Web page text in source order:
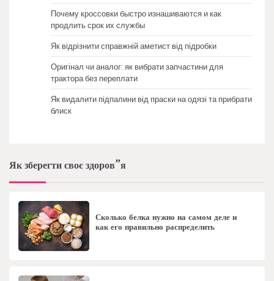
Почему кроссовки быстро изнашиваются и как
продлить срок их службы
Як відрізнити справжній аметист від підробки
Оригінал чи аналог: як вибрати запчастини для
трактора без переплати
Як видалити підпалини від праски на одязі та прибрати
блиск
Як зберегти своє здоров”я
Сколько белка нужно на самом деле и
как его правильно распределить